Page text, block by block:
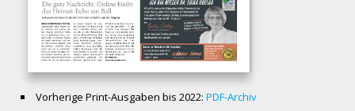
Vorherige Print-Ausgaben bis 2022: PDF-Archiv